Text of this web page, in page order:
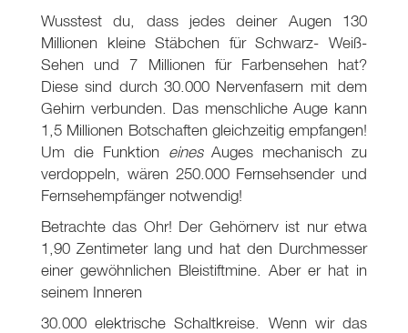
Wusstest du, dass jedes deiner Augen 130
Millionen kleine Stäbchen für Schwarz- Weiß-
Sehen und 7 Millionen für Farbensehen hat?
Diese sind durch 30.000 Nervenfasern mit dem
Gehirn verbunden. Das menschliche Auge kann
1,5 Millionen Botschaften gleichzeitig empfangen!
Um die Funktion einesAuges mechanisch zu
verdoppeln, wären 250.000 Fernsehsender und
Fernsehempfänger notwendig!
Betrachte das Ohr! Der Gehörnerv ist nur etwa
1,90 Zentimeter lang und hat den Durchmesser
einer gewöhnlichen Bleistiftmine. Aber er hat in
seinem Inneren
30.000 elektrische Schaltkreise. Wenn wir das